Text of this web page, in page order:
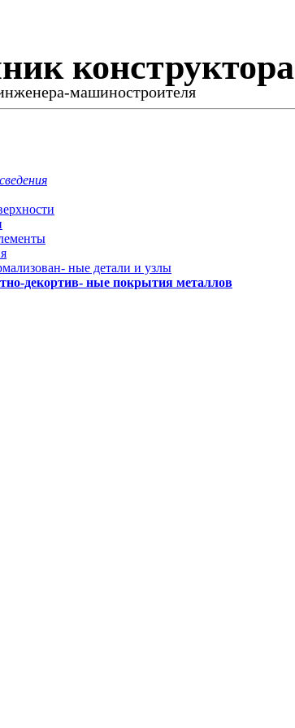
конструктора
машиностроителя
ные детали и узлы
декортив- ные покрытия металлов